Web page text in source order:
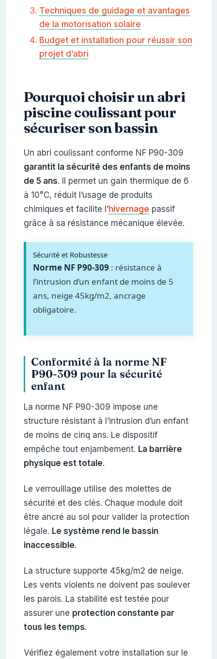
Techniques de guidage et avantages
de la motorisation solaire
Budget et installation pour réussir son
projet d’abri
Pourquoi choisir un abri
piscine coulissant pour
sécuriser son bassin
Un abri coulissant conforme NF P90-309
garantit la sécurité des enfants de moins
de 5 ans. Il permet un gain thermique de 6
à 10°C, réduit l’usage de produits
chimiques et facilite l’hivernage passif
grâce à sa résistance mécanique élevée.
Sécurité et Robustesse
Norme NF P90-309 : résistance à
l’intrusion d’un enfant de moins de 5
ans, neige 45kg/m2, ancrage
obligatoire.
Conformité à la norme NF
P90-309 pour la sécurité
enfant
La norme NF P90-309 impose une
structure résistant à l’intrusion d’un enfant
de moins de cinq ans. Le dispositif
empêche tout enjambement. La barrière
physique est totale.
Le verrouillage utilise des molettes de
sécurité et des clés. Chaque module doit
être ancré au sol pour valider la protection
légale. Le système rend le bassin
inaccessible.
La structure supporte 45kg/m2 de neige.
Les vents violents ne doivent pas soulever
les parois. La stabilité est testée pour
assurer une protection constante par
tous les temps.
Vérifiez également votre installation sur le